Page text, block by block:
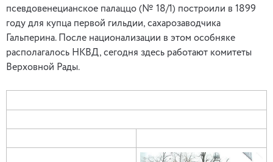
псевдовенецианское палаццо (№ 18/1) построили в 1899
году для купца первой гильдии, сахарозаводчика
Гальперина. После национализации в этом особняке
располагалось НКВД, сегодня здесь работают комитеты
Верховной Рады.